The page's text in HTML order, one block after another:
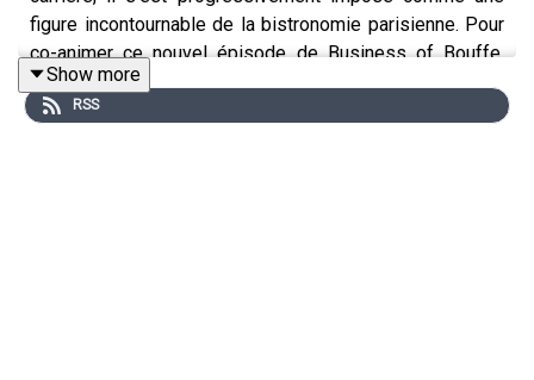
figure incontournable de la bistronomie parisienne. Pour
co-animer ce nouvel épisode de Business of Bouffe,
Philibert est accompagné de Samir Ouriaghli.
Show more
RSS